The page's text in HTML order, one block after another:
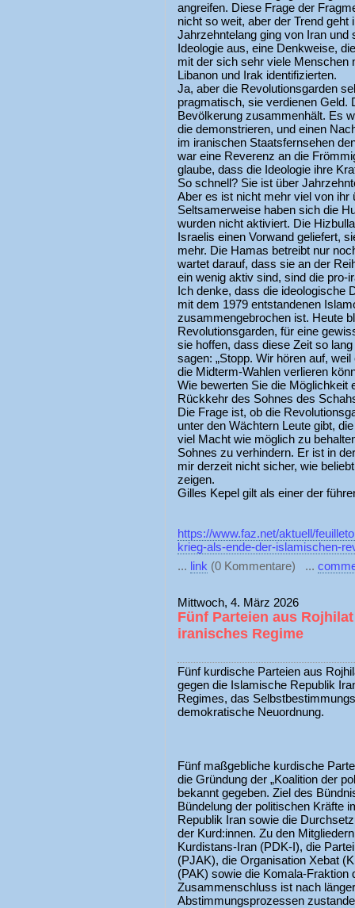
angreifen. Diese Frage der
nicht so weit, aber der Trend geht
Jahrzehntelang ging von Iran und
Ideologie aus, eine Denkweise,
mit der sich sehr viele Menschen
Libanon und Irak identifizierten.
Ja, aber die Revolutionsgarden
pragmatisch, sie verdienen Geld.
Bevölkerung zusammenhält. Es
die demonstrieren, und einen
im iranischen Staatsfernsehen
war eine Reverenz an die
glaube, dass die Ideologie ihre
So schnell? Sie ist über
Aber es ist nicht mehr viel von ihr
Seltsamerweise haben sich die
wurden nicht aktiviert. Die
Israelis einen Vorwand geliefert,
mehr. Die Hamas betreibt nur
wartet darauf, dass sie an der
ein wenig aktiv sind, sind die
Ich denke, dass die ideologische
mit dem 1979 entstandenen
zusammengebrochen ist. Heute
Revolutionsgarden, für eine
sie hoffen, dass diese Zeit so
sagen: „Stopp. Wir hören auf,
die Midterm-Wahlen verlieren
Wie bewerten Sie die
Rückkehr des Sohnes des
Die Frage ist, ob die
unter den Wächtern Leute gibt,
viel Macht wie möglich zu
Sohnes zu verhindern. Er ist in
mir derzeit nicht sicher, wie
zeigen.
Gilles Kepel gilt als einer der
https://www.faz.net/aktuell/
krieg-als-ende-der-islamischen-
... link (0 Kommentare) ...
Mittwoch, 4. März 2026
Fünf Parteien aus
iranisches Regime
Fünf kurdische Parteien aus
gegen die Islamische Republik
Regimes, das
demokratische Neuordnung.
Fünf maßgebliche kurdische
die Gründung der „Koalition der
bekannt gegeben. Ziel des
Bündelung der politischen Kräfte
Republik Iran sowie die
der Kurd:innen. Zu den
Kurdistans-Iran (PDK-I), die
(PJAK), die Organisation Xebat
(PAK) sowie die Komala-
Zusammenschluss ist nach
Abstimmungsprozessen